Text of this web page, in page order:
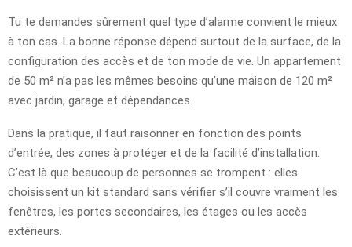
Tu te demandes sûrement quel type d’alarme convient le mieux
à ton cas. La bonne réponse dépend surtout de la surface, de la
configuration des accès et de ton mode de vie. Un appartement
de 50 m² n’a pas les mêmes besoins qu’une maison de 120 m²
avec jardin, garage et dépendances.
Dans la pratique, il faut raisonner en fonction des points
d’entrée, des zones à protéger et de la facilité d’installation.
C’est là que beaucoup de personnes se trompent : elles
choisissent un kit standard sans vérifier s’il couvre vraiment les
fenêtres, les portes secondaires, les étages ou les accès
extérieurs.